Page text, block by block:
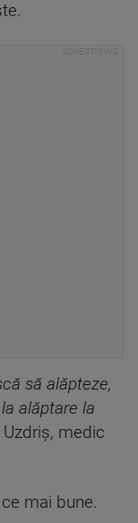
să alăpteze,
alăptare la
Uzdriș, medic
mai bune.